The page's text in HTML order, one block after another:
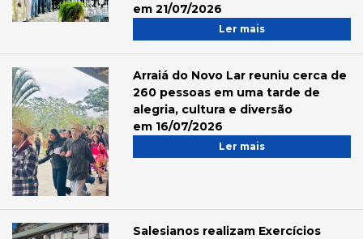
em 21/07/2026
Ler mais
Arraiá do Novo Lar reuniu cerca de
260 pessoas em uma tarde de
alegria, cultura e diversão
em 16/07/2026
Ler mais
Salesianos realizam Exercícios